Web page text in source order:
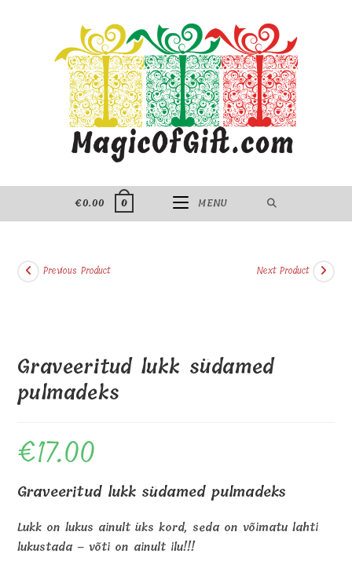
€0.00 0 MENU
Previous Product Next Product
Graveeritud lukk südamed
pulmadeks
€17.00
Graveeritud lukk südamed pulmadeks
Lukk on lukus ainult üks kord, seda on võimatu lahti
lukustada – võti on ainult ilu!!!